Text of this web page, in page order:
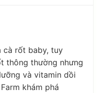
cà rốt baby, tuy
thông thường nhưng
và vitamin dồi
khám phá